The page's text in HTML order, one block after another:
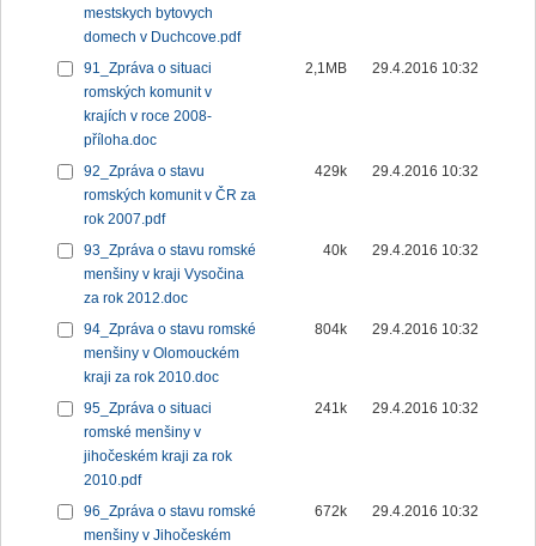
mestskych bytovych
domech v Duchcove.pdf
91_Zpráva o situaci
romských komunit v
krajích v roce 2008-
příloha.doc
2,1MB 29.4.2016 10:32
92_Zpráva o stavu
romských komunit v ČR za
rok 2007.pdf
429k 29.4.2016 10:32
93_Zpráva o stavu romské
menšiny v kraji Vysočina
za rok 2012.doc
40k 29.4.2016 10:32
94_Zpráva o stavu romské
menšiny v Olomouckém
kraji za rok 2010.doc
804k 29.4.2016 10:32
95_Zpráva o situaci
romské menšiny v
jihočeském kraji za rok
2010.pdf
241k 29.4.2016 10:32
96_Zpráva o stavu romské
menšiny v Jihočeském
672k 29.4.2016 10:32